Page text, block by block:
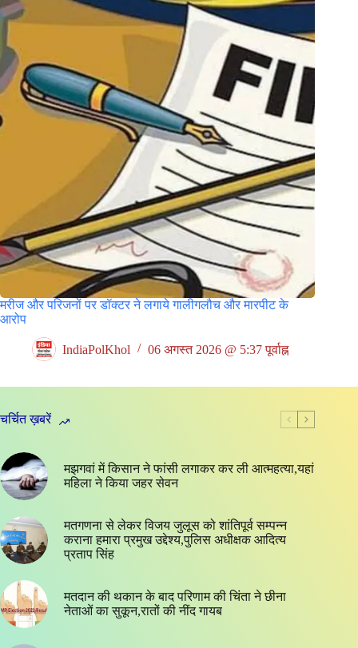
मरीज और परिजनों पर डॉक्टर ने लगाये गालीगलौच और मारपीट के
आरोप
IndiaPolKhol 06 अगस्त 2026 @ 5:37 पूर्वाह्न
चर्चित ख़बरें
मझगवां में किसान ने फांसी लगाकर कर ली आत्महत्या,यहां
महिला ने किया जहर सेवन
मतगणना से लेकर विजय जुलूस को शांतिपूर्व सम्पन्न
कराना हमारा प्रमुख उद्देश्य,पुलिस अधीक्षक आदित्य
प्रताप सिंह
मतदान की थकान के बाद परिणाम की चिंता ने छीना
नेताओं का सुकून,रातों की नींद गायब